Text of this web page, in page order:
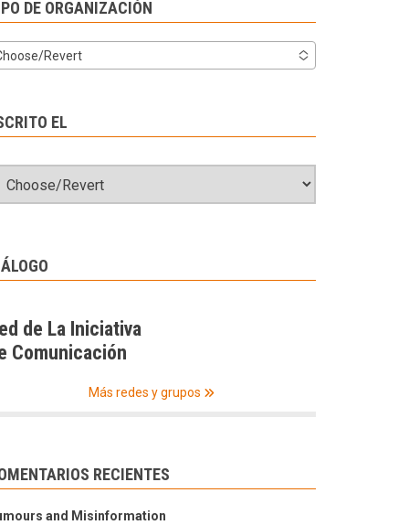
DE ORGANIZACIÓN
Revert
EL
de La Iniciativa
Comunicación
Más redes y grupos
RECIENTES
and Misinformation